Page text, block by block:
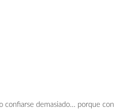
confiarse demasiado… porque con